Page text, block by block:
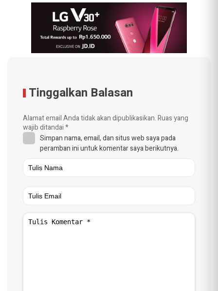
Tinggalkan Balasan
Alamat email Anda tidak akan dipublikasikan.Ruas yang
wajib ditandai*
Simpan nama, email, dan situs web saya pada
peramban ini untuk komentar saya berikutnya.